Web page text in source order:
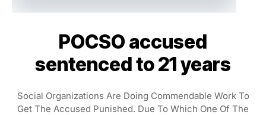
POCSO accused
sentenced to 21 years
Social Organizations Are Doing Commendable Work To
Get The Accused Punished. Due To Which One Of The